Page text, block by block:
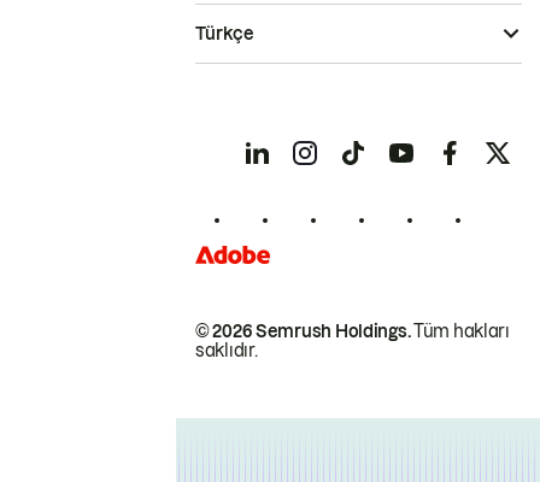
© 2026 Semrush Holdings.Tüm hakları
saklıdır.
Türkçe